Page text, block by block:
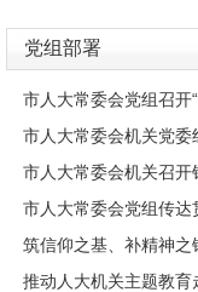
党组部署
市人大常委会党组召开
市人大常委会机关党
市人大常委会机关召
市人大常委会党组传
筑信仰之基、补精神之
推动人大机关主题教育